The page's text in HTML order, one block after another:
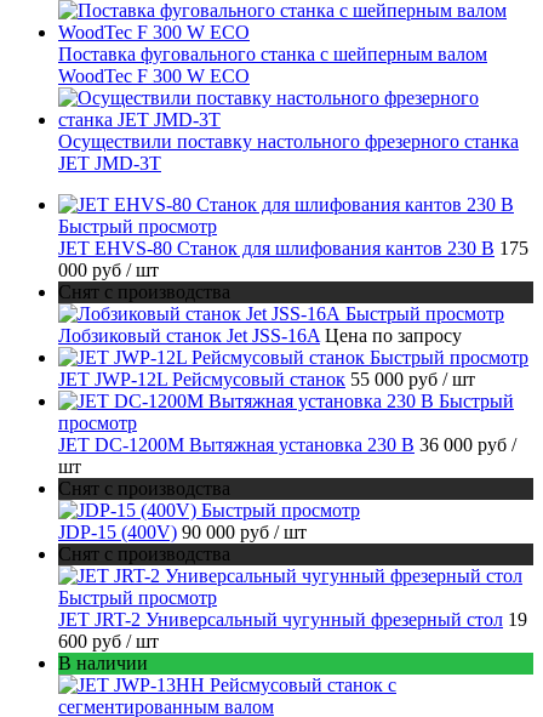
Поставка фуговального станка с шейперным валом
WoodTec F 300 W ECO
Осуществили поставку настольного фрезерного станка
JET JMD-3T
Быстрый просмотр
JET EHVS-80 Станок для шлифования кантов 230 В 175
000 руб / шт
Снят с производства
Быстрый просмотр
Лобзиковый станок Jet JSS-16A Цена по запросу
Быстрый просмотр
JET JWP-12L Рейсмусовый станок 55 000 руб / шт
Быстрый
просмотр
JET DC-1200M Вытяжная установка 230 В 36 000 руб /
шт
Снят с производства
Быстрый просмотр
JDP-15 (400V) 90 000 руб / шт
Снят с производства
Быстрый просмотр
JET JRT-2 Универсальный чугунный фрезерный стол 19
600 руб / шт
В наличии